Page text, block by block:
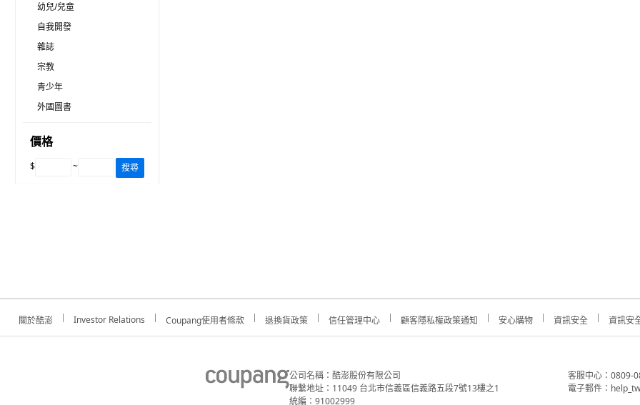
幼兒/兒童
自我開發
雜誌
宗教
青少年
外國圖書
價格
$ ~ 搜尋
關於酷澎 Investor Relations Coupang使用者條款 退換貨政策 信任管理中心 顧客隱私權政策通知 安心購物 資訊安全 資訊安
公司名稱：酷澎股份有限公司
聯繫地址：11049 台北市信義區信義路五段7號13樓之1
統編：91002999
客服中心：0809-
電子郵件：